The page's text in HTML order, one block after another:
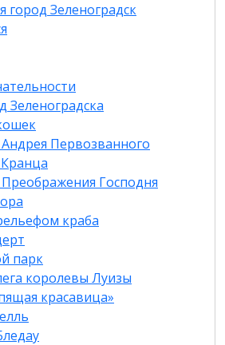
город Зеленоградск
Зеленоградска
Первозванного
Господня
краба
парк
королевы Луизы
красавица»